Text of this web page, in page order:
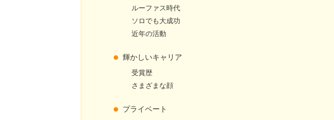
ルーファス時代
ソロでも大成功
近年の活動
輝かしいキャリア
受賞歴
さまざまな顔
プライベート